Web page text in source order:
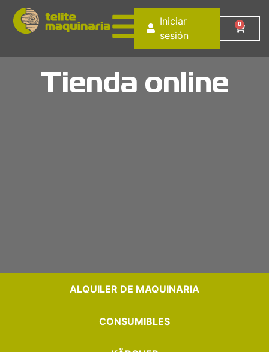
0
Iniciar
sesión
Tienda online
ALQUILER DE MAQUINARIA
CONSUMIBLES